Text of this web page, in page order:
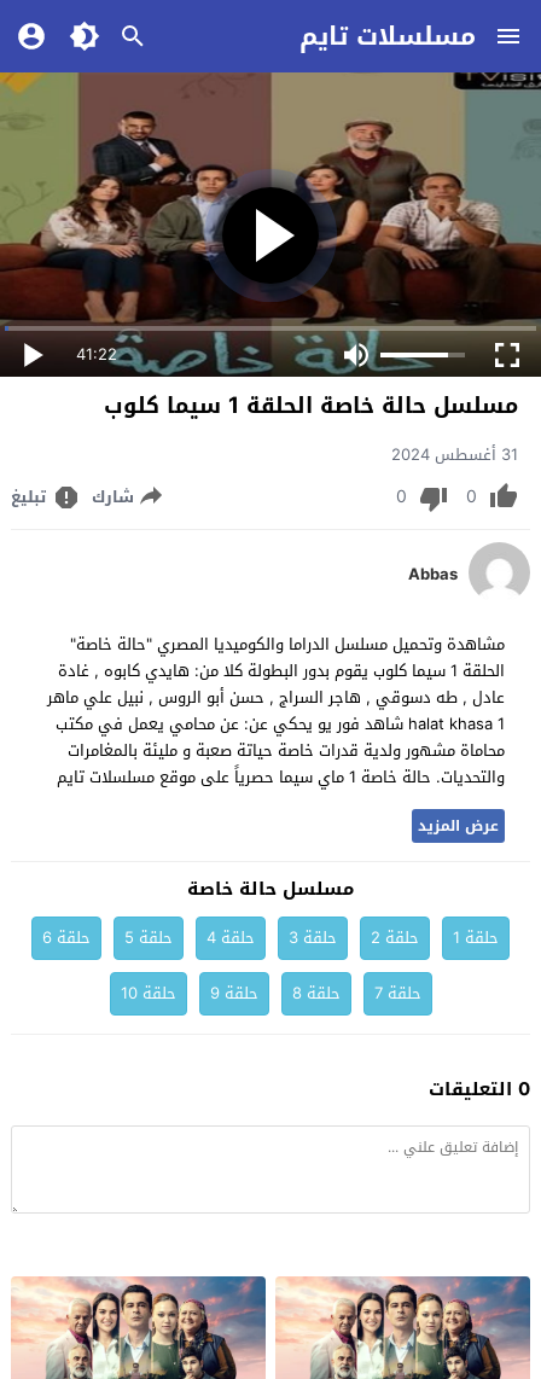
مسلسلات تايم
41:22
مسلسل حالة خاصة الحلقة 1 سيما كلوب
31 أغسطس 2024
0
0 شارك تبليغ
Abbas
مشاهدة وتحميل مسلسل الدراما والكوميديا المصري "حالة خاصة"
الحلقة 1 سيما كلوب يقوم بدور البطولة كلا من: هايدي كابوه , غادة
عادل , طه دسوقي , هاجر السراج , حسن أبو الروس , نبيل علي ماهر
halat khasa 1 شاهد فور يو يحكي عن: عن محامي يعمل في مكتب
محاماة مشهور ولدية قدرات خاصة حياتة صعبة و مليئة بالمغامرات
والتحديات. حالة خاصة 1 ماي سيما حصرياً على موقع مسلسلات تايم
عرض المزيد
مسلسل حالة خاصة
حلقة 1 حلقة 2 حلقة 3 حلقة 4 حلقة 5
حلقة 6
حلقة 7
حلقة 8 حلقة 9 حلقة 10
0 التعليقات